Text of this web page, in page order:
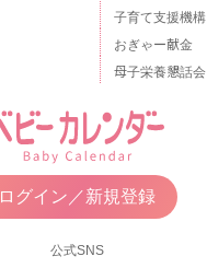
子育て支援機構
おぎゃー献金
母子栄養懇話会
ログイン／新規登録
公式SNS